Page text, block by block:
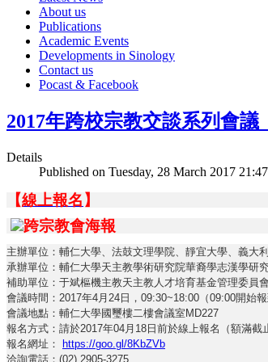
About us
Publications
Academic Events
Developments in Sinology
Contact us
Pocast & Facebook
2017年跨校宗教交談系列會議
Details
Published on Tuesday, 28 March 2017 21:47
【線上報名 】
主辦單位：輔仁大學、法鼓文理學院、靜宜大學、義大
承辦單位：輔仁大學天主教學術研究院華裔學志漢學研
補助單位：于斌樞機主教天主教人才培育基金管理委員會
會議時間：2017年4月24日，09:30~18:00（09:00開始報
會議地點：輔仁大學國璽樓二樓會議室MD227
報名方式：請於2017年04月18日前於線上報名（額滿截
報名網址： https://goo.gl/8KbZVb
洽詢電話：(02) 2905-3275